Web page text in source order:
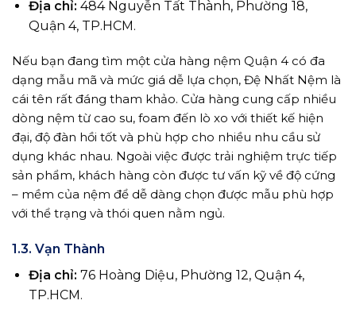
Địa chỉ: 484 Nguyễn Tất Thành, Phường 18,
Quận 4, TP.HCM.
Nếu bạn đang tìm một cửa hàng nệm Quận 4 có đa
dạng mẫu mã và mức giá dễ lựa chọn, Đệ Nhất Nệm là
cái tên rất đáng tham khảo. Cửa hàng cung cấp nhiều
dòng nệm từ cao su, foam đến lò xo với thiết kế hiện
đại, độ đàn hồi tốt và phù hợp cho nhiều nhu cầu sử
dụng khác nhau. Ngoài việc được trải nghiệm trực tiếp
sản phẩm, khách hàng còn được tư vấn kỹ về độ cứng
– mềm của nệm để dễ dàng chọn được mẫu phù hợp
với thể trạng và thói quen nằm ngủ.
1.3. Vạn Thành
Địa chỉ: 76 Hoàng Diệu, Phường 12, Quận 4,
TP.HCM.